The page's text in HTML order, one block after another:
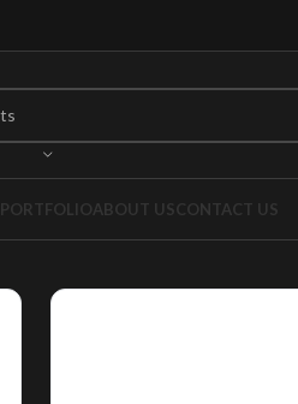
PORTFOLIOABOUT USCONTACT US